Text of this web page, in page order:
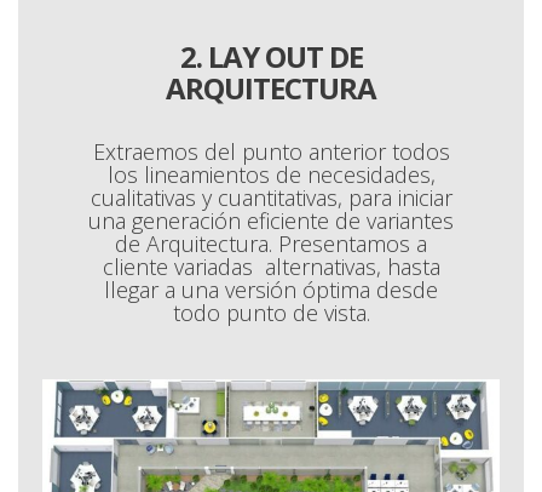
2. LAY OUT DE
ARQUITECTURA
Extraemos del punto anterior todos
los lineamientos de necesidades,
cualitativas y cuantitativas, para iniciar
una generación eficiente de variantes
de Arquitectura. Presentamos a
cliente variadas alternativas, hasta
llegar a una versión óptima desde
todo punto de vista.